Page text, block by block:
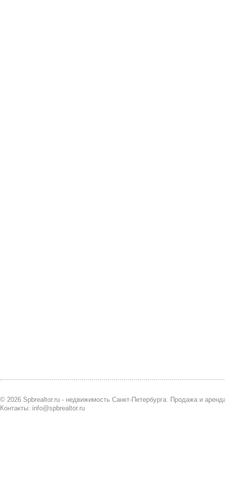
© 2026 Spbrealtor.ru - недвижимость Санкт-Петербурга. Продажа и
Контакты: info@spbrealtor.ru